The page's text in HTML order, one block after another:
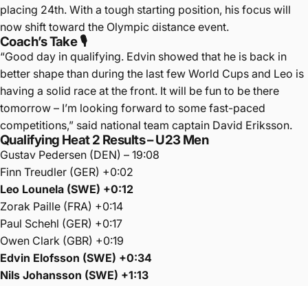
2025年9月10日 Colin Leung
placing 24th. With a tough starting position, his focus will
now shift toward the Olympic distance event.
Coach’s Take 🎙️
“Good day in qualifying. Edvin showed that he is back in
better shape than during the last few World Cups and Leo is
having a solid race at the front. It will be fun to be there
tomorrow – I’m looking forward to some fast-paced
competitions,” said national team captain David Eriksson.
Qualifying Heat 2 Results – U23 Men
Gustav Pedersen (DEN) – 19:08
Finn Treudler (GER) +0:02
Leo Lounela (SWE) +0:12
Zorak Paille (FRA) +0:14
Paul Schehl (GER) +0:17
Owen Clark (GBR) +0:19
Edvin Elofsson (SWE) +0:34
Nils Johansson (SWE) +1:13